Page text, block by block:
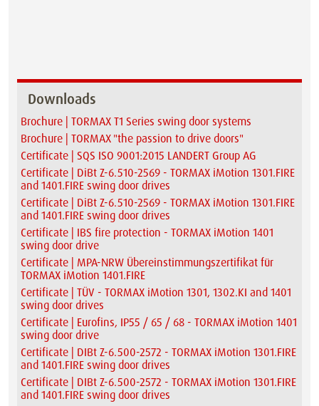
Downloads
Brochure | TORMAX T1 Series swing door systems
Brochure | TORMAX "the passion to drive doors"
Certificate | SQS ISO 9001:2015 LANDERT Group AG
Certificate | DiBt Z-6.510-2569 - TORMAX iMotion 1301.FIRE
and 1401.FIRE swing door drives
Certificate | DiBt Z-6.510-2569 - TORMAX iMotion 1301.FIRE
and 1401.FIRE swing door drives
Certificate | IBS fire protection - TORMAX iMotion 1401
swing door drive
Certificate | MPA-NRW Übereinstimmungszertifikat für
TORMAX iMotion 1401.FIRE
Certificate | TÜV - TORMAX iMotion 1301, 1302.KI and 1401
swing door drives
Certificate | Eurofins, IP55 / 65 / 68 - TORMAX iMotion 1401
swing door drive
Certificate | DIBt Z-6.500-2572 - TORMAX iMotion 1301.FIRE
and 1401.FIRE swing door drives
Certificate | DIBt Z-6.500-2572 - TORMAX iMotion 1301.FIRE
and 1401.FIRE swing door drives